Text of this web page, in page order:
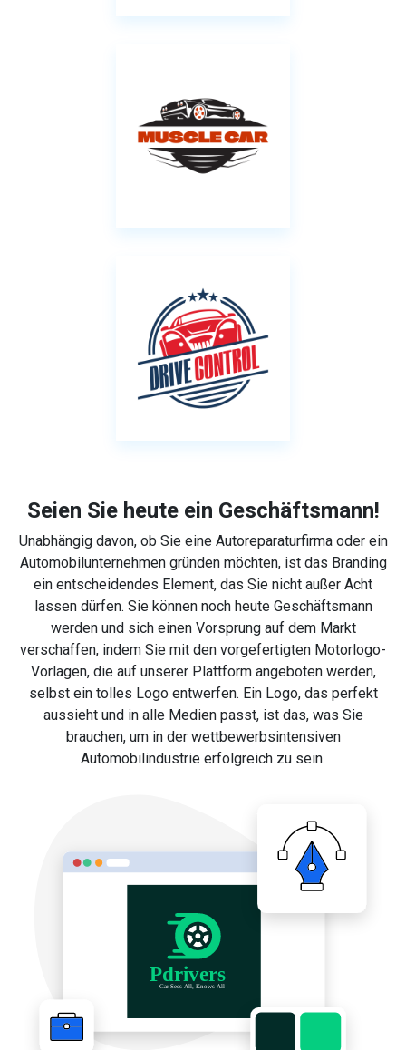
Seien Sie heute ein Geschäftsmann!
Unabhängig davon, ob Sie eine Autoreparaturfirma oder ein
Automobilunternehmen gründen möchten, ist das Branding
ein entscheidendes Element, das Sie nicht außer Acht
lassen dürfen. Sie können noch heute Geschäftsmann
werden und sich einen Vorsprung auf dem Markt
verschaffen, indem Sie mit den vorgefertigten Motorlogo-
Vorlagen, die auf unserer Plattform angeboten werden,
selbst ein tolles Logo entwerfen. Ein Logo, das perfekt
aussieht und in alle Medien passt, ist das, was Sie
brauchen, um in der wettbewerbsintensiven
Automobilindustrie erfolgreich zu sein.